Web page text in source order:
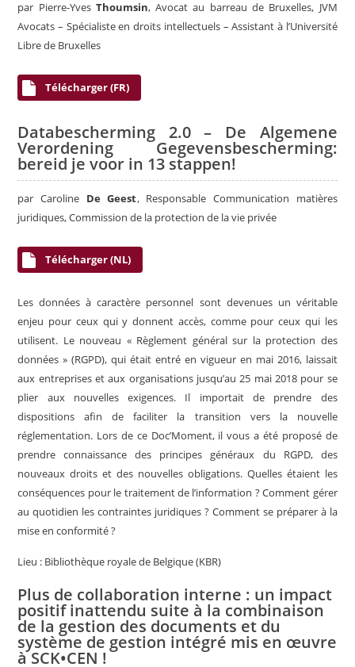
par Pierre-Yves Thoumsin, Avocat au barreau de Bruxelles, JVM
Avocats – Spécialiste en droits intellectuels – Assistant à l’Université
Libre de Bruxelles
Télécharger (FR)
Databescherming 2.0 – De Algemene
Verordening Gegevensbescherming:
bereid je voor in 13 stappen!
par Caroline De Geest, Responsable Communication matières
juridiques, Commission de la protection de la vie privée
Télécharger (NL)
Les données à caractère personnel sont devenues un véritable
enjeu pour ceux qui y donnent accès, comme pour ceux qui les
utilisent. Le nouveau « Règlement général sur la protection des
données » (RGPD), qui était entré en vigueur en mai 2016, laissait
aux entreprises et aux organisations jusqu’au 25 mai 2018 pour se
plier aux nouvelles exigences. Il importait de prendre des
dispositions afin de faciliter la transition vers la nouvelle
réglementation. Lors de ce Doc’Moment, il vous a été proposé de
prendre connaissance des principes généraux du RGPD, des
nouveaux droits et des nouvelles obligations. Quelles étaient les
conséquences pour le traitement de l’information ? Comment gérer
au quotidien les contraintes juridiques ? Comment se préparer à la
mise en conformité ?
Lieu : Bibliothèque royale de Belgique (KBR)
Plus de collaboration interne : un impact
positif inattendu suite à la combinaison
de la gestion des documents et du
système de gestion intégré mis en œuvre
à SCK•CEN !